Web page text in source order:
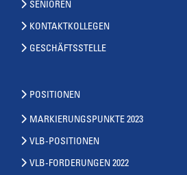
SENIOREN
KONTAKTKOLLEGEN
GESCHÄFTSSTELLE
POSITIONEN
MARKIERUNGSPUNKTE 2023
VLB-POSITIONEN
VLB-FORDERUNGEN 2022